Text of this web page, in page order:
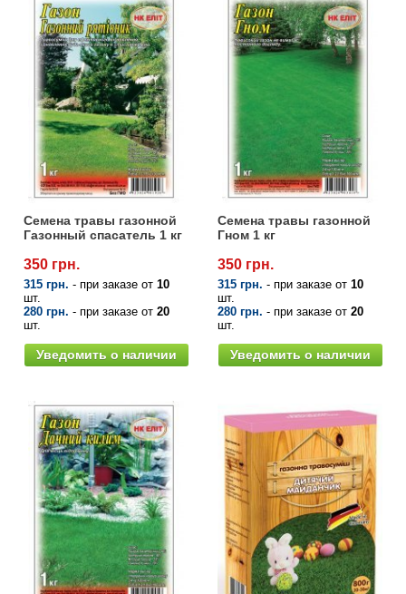
Семена травы газонной
Газонный спасатель 1 кг
350 грн.
315 грн. - при заказе от 10
шт.
280 грн. - при заказе от 20
шт.
Уведомить о наличии
Семена травы газонной
Гном 1 кг
350 грн.
315 грн. - при заказе от 10
шт.
280 грн. - при заказе от 20
шт.
Уведомить о наличии